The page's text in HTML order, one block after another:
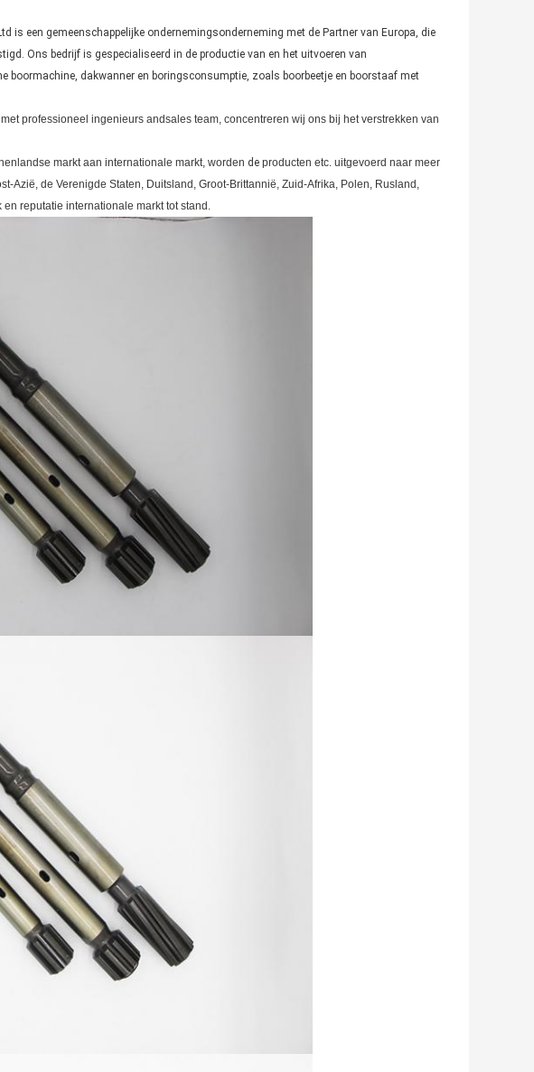
is een gemeenschappelijke ondernemingsonderneming met de Partner van Europa, die
Ons bedrijf is gespecialiseerd in de productie van en het uitvoeren van
dakwanner en boringsconsumptie, zoals boorbeetje en boorstaaf met
professioneel ingenieurs andsales team, concentreren wij ons bij het verstrekken van
markt aan internationale markt, worden de producten etc. uitgevoerd naar meer
Azië, de Verenigde Staten, Duitsland, Groot-Brittannië, Zuid-Afrika, Polen, Rusland,
reputatie internationale markt tot stand.